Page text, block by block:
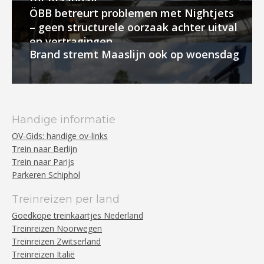
ÖBB betreurt problemen met Nightjets
– geen structurele oorzaak achter uitval
en vertragingen
Brand stremt Maaslijn ook op woensdag
Handige informatie
OV-Gids: handige ov-links
Trein naar Berlijn
Trein naar Parijs
Parkeren Schiphol
Treinreizen per land
Goedkope treinkaartjes Nederland
Treinreizen Noorwegen
Treinreizen Zwitserland
Treinreizen Italië